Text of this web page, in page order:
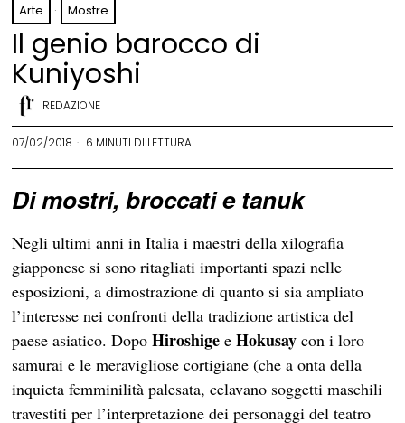
Arte · Mostre
Il genio barocco di
Kuniyoshi
REDAZIONE
07/02/2018 6 MINUTI DI LETTURA
Di mostri, broccati e tanuk
Negli ultimi anni in Italia i maestri della xilografia
giapponese si sono ritagliati importanti spazi nelle
esposizioni, a dimostrazione di quanto si sia ampliato
l’interesse nei confronti della tradizione artistica del
paese asiatico. DopoHiroshige eHokusay con i loro
samurai e le meravigliose cortigiane (che a onta della
inquieta femminilità palesata, celavano soggetti maschili
travestiti per l’interpretazione dei personaggi del teatro